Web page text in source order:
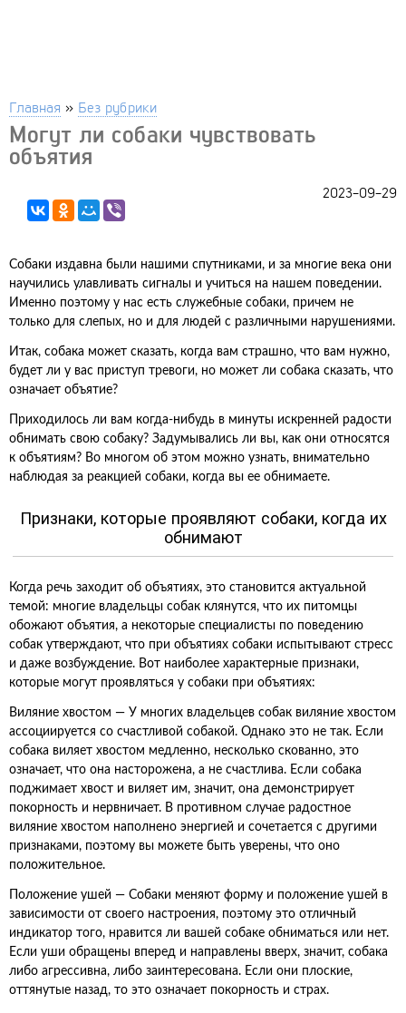
Главная » Без рубрики
Могут ли собаки чувствовать
объятия
2023-09-29
Собаки издавна были нашими спутниками, и за многие века они
научились улавливать сигналы и учиться на нашем поведении.
Именно поэтому у нас есть служебные собаки, причем не
только для слепых, но и для людей с различными нарушениями.
Итак, собака может сказать, когда вам страшно, что вам нужно,
будет ли у вас приступ тревоги, но может ли собака сказать, что
означает объятие?
Приходилось ли вам когда-нибудь в минуты искренней радости
обнимать свою собаку? Задумывались ли вы, как они относятся
к объятиям? Во многом об этом можно узнать, внимательно
наблюдая за реакцией собаки, когда вы ее обнимаете.
Признаки, которые проявляют собаки, когда их
обнимают
Когда речь заходит об объятиях, это становится актуальной
темой: многие владельцы собак клянутся, что их питомцы
обожают объятия, а некоторые специалисты по поведению
собак утверждают, что при объятиях собаки испытывают стресс
и даже возбуждение. Вот наиболее характерные признаки,
которые могут проявляться у собаки при объятиях:
Виляние хвостом — У многих владельцев собак виляние хвостом
ассоциируется со счастливой собакой. Однако это не так. Если
собака виляет хвостом медленно, несколько скованно, это
означает, что она насторожена, а не счастлива. Если собака
поджимает хвост и виляет им, значит, она демонстрирует
покорность и нервничает. В противном случае радостное
виляние хвостом наполнено энергией и сочетается с другими
признаками, поэтому вы можете быть уверены, что оно
положительное.
Положение ушей — Собаки меняют форму и положение ушей в
зависимости от своего настроения, поэтому это отличный
индикатор того, нравится ли вашей собаке обниматься или нет.
Если уши обращены вперед и направлены вверх, значит, собака
либо агрессивна, либо заинтересована. Если они плоские,
оттянутые назад, то это означает покорность и страх.